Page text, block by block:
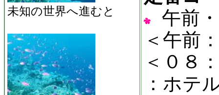
未知の世界へ進むと
午前
＜午前
＜０８
：ホテ